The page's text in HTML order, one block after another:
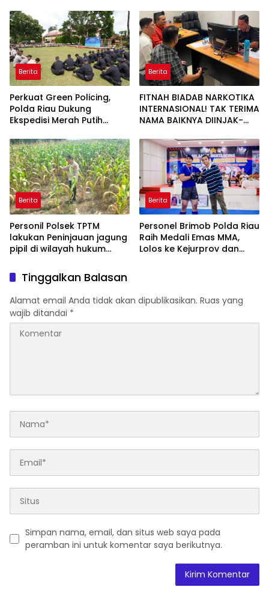
Hunian
Aktivitas Z Homestay di
Jalan Tanjung Datuk
Berita
Perkuat Green Policing,
Polda Riau Dukung
Ekspedisi Merah Putih
Penanaman Mangrove
Berita
FITNAH BIADAB NARKOTIKA
INTERNASIONAL! TAK TERIMA
NAMA BAIKNYA DIINJAK-
DECLARE WAR: SIAP Bantai
DAN SERET AKUN PEMBUNUH
KARAKTER KE PENJARA
POLDA KEPRI!
Berita
Personil Polsek TPTM
lakukan Peninjauan jagung
pipil di wilayah hukum
Berita
Personel Brimob Polda Riau
Raih Medali Emas MMA,
Lolos ke Kejurprov dan
Tinggalkan Balasan
Alamat email Anda tidak akan dipublikasikan. Ruas yang
wajib ditandai *
Simpan nama, email, dan situs web saya pada
peramban ini untuk komentar saya berikutnya.